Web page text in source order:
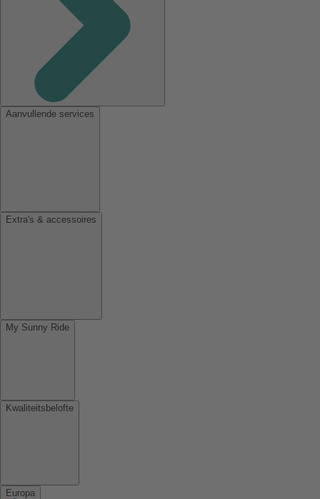
Aanvullende services
Extra's & accessoires
My Sunny Ride
Kwaliteitsbelofte
Europa